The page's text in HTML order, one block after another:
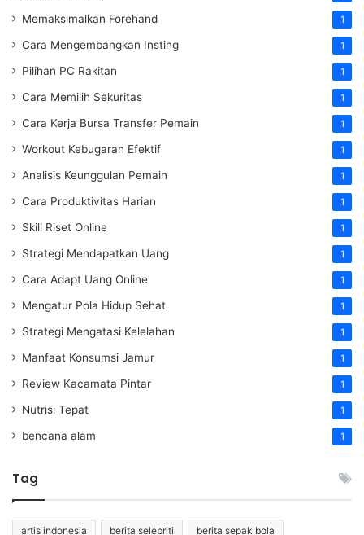
Memaksimalkan Forehand 1
Cara Mengembangkan Insting 1
Pilihan PC Rakitan 1
Cara Memilih Sekuritas 1
Cara Kerja Bursa Transfer Pemain 1
Workout Kebugaran Efektif 1
Analisis Keunggulan Pemain 1
Cara Produktivitas Harian 1
Skill Riset Online 1
Strategi Mendapatkan Uang 1
Cara Adapt Uang Online 1
Mengatur Pola Hidup Sehat 1
Strategi Mengatasi Kelelahan 1
Manfaat Konsumsi Jamur 1
Review Kacamata Pintar 1
Nutrisi Tepat 1
bencana alam 1
Tag
artis indonesia berita selebriti berita sepak bola